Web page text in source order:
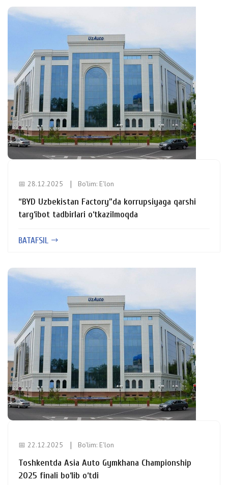
📅 28.12.2025 Bo'lim: E'lon
“BYD Uzbekistan Factory”da korrupsiyaga qarshi
targ‘ibot tadbirlari o‘tkazilmoqda
BATAFSIL
📅 22.12.2025 Bo'lim: E'lon
Toshkentda Asia Auto Gymkhana Championship
2025 finali bo‘lib o‘tdi